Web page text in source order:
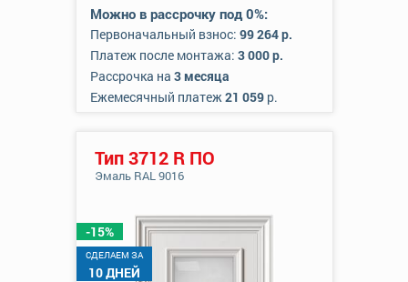
Можно в рассрочку под 0%:
Первоначальный взнос: 99 264 р.
Платеж после монтажа: 3 000 р.
Рассрочка на 3 месяца
Ежемесячный платеж21 059р.
-15%
CДЕЛАЕМ ЗА
10 ДНЕЙ
Тип 3712 R ПО
Эмаль RAL 9016